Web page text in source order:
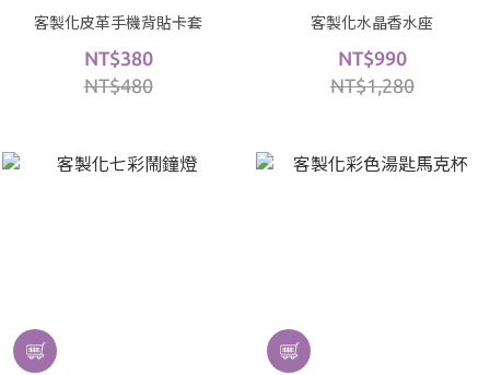
客製化皮革手機背貼卡套
NT$380
NT$480
客製化水晶香水座
NT$990
NT$1,280